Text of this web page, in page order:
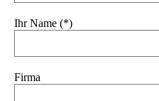
Ihr Name (*)
Firma